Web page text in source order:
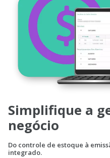
Simplifique a
negócio
Do controle de estoque à
integrado.